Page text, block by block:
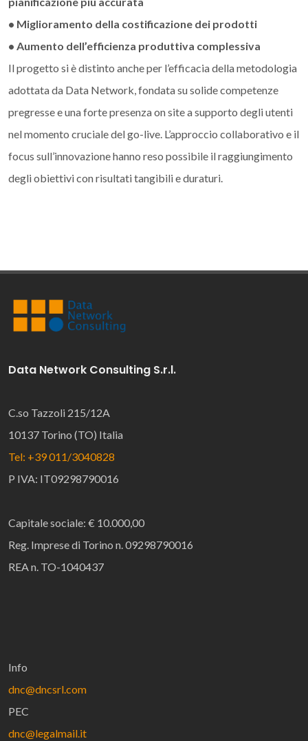
• Miglioramento della costificazione dei prodotti
• Aumento dell’efficienza produttiva complessiva
Il progetto si è distinto anche per l’efficacia della metodologia
adottata da Data Network, fondata su solide competenze
pregresse e una forte presenza on site a supporto degli utenti
nel momento cruciale del go-live. L’approccio collaborativo e il
focus sull’innovazione hanno reso possibile il raggiungimento
degli obiettivi con risultati tangibili e duraturi.
Data Network Consulting S.r.l.
C.so Tazzoli 215/12A
10137 Torino (TO) Italia
Tel: +39 011/3040828
P IVA: IT09298790016
Capitale sociale: € 10.000,00
Reg. Imprese di Torino n. 09298790016
REA n. TO-1040437
Info
dnc@dncsrl.com
PEC
dnc@legalmail.it